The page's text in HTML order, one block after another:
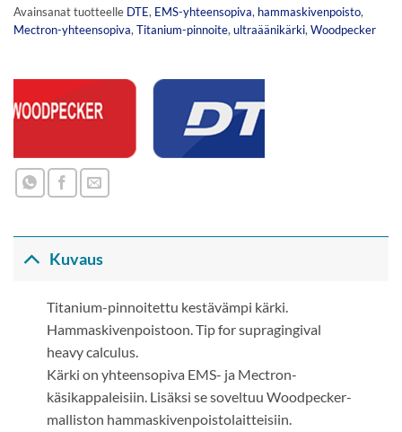
Avainsanat tuotteelle DTE, EMS-yhteensopiva, hammaskivenpoisto,
Mectron-yhteensopiva,Titanium-pinnoite,ultraäänikärki,Woodpecker
Kuvaus
Titanium-pinnoitettu kestävämpi kärki.
Hammaskivenpoistoon. Tip for supragingival
heavy calculus.
Kärki on yhteensopiva EMS- ja Mectron-
käsikappaleisiin. Lisäksi se soveltuu Woodpecker-
malliston hammaskivenpoistolaitteisiin.